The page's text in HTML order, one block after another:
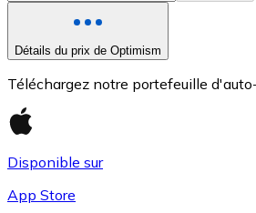
Détails du prix de Optimism
Téléchargez notre portefeuille
Disponible sur
App Store